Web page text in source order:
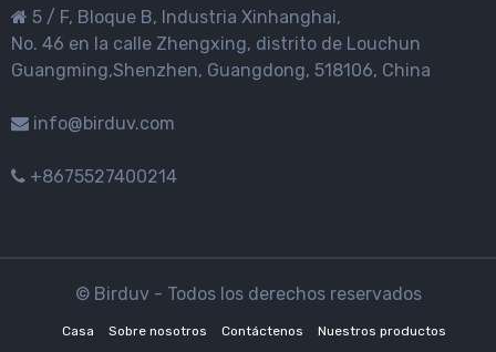
5 / F, Bloque B, Industria Xinhanghai,
No. 46 en la calle Zhengxing, distrito de Louchun
Guangming,Shenzhen, Guangdong, 518106, China
info@birduv.com
+8675527400214
© Birduv - Todos los derechos reservados
Casa Sobre nosotros Contáctenos Nuestros productos